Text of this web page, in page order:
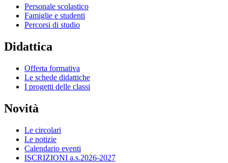
Personale scolastico
Famiglie e studenti
Percorsi di studio
Didattica
Offerta formativa
Le schede didattiche
I progetti delle classi
Novità
Le circolari
Le notizie
Calendario eventi
ISCRIZIONI a.s.2026-2027